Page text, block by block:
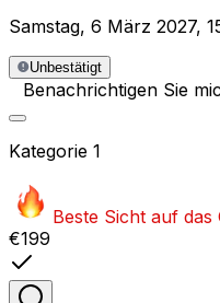
Samstag, 6 März 2027,
Unbestätigt
Benachrichtigen Sie
Kategorie 1
Beste Sicht auf das
€199